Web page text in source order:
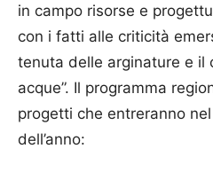
in campo risorse e
con i fatti alle criticità
tenuta delle arginature e il
acque”. Il programma
progetti che entreranno
dell’anno: